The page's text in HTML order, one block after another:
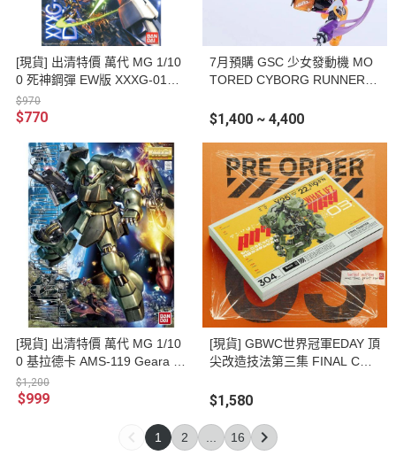
[現貨] 出清特價 萬代 MG 1/10
0 死神鋼彈 EW版 XXXG-01D #
5062841
$970
$770
7月預購 GSC 少女發動機 MO
TORED CYBORG RUNNER S
可動完成品
$1,400 ~ 4,400
[現貨] 出清特價 萬代 MG 1/10
0 基拉德卡 AMS-119 Geara D
oga 組裝模型 #5055456
$1,200
$999
[現貨] GBWC世界冠軍EDAY 頂
尖改造技法第三集 FINAL CHA
刻片)
$1,580
1 2 16